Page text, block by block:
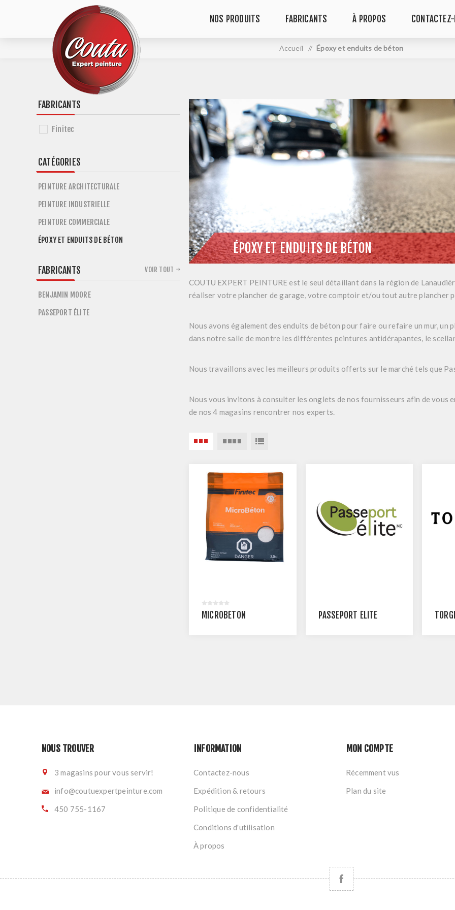
NOS PRODUITS FABRICANTS À PROPOS
Accueil / Époxy et enduits de béton
ÉPOXY ET ENDUITS DE BÉTON
COUTU EXPERT PEINTURE est le seul détaillant dans la région de
réaliser votre plancher de garage, votre comptoir et/ou tout autre plancher
Nous avons également des enduits de béton pour faire ou refaire un mur,
dans notre salle de montre les différentes peintures antidérapantes, le
Nous travaillons avec les meilleurs produits offerts sur le marché tels que
Nous vous invitons à consulter les onglets de nos fournisseurs afin de vous
de nos 4 magasins rencontrer nos experts.
MICROBÉTON PASSEPORT ÉLITE
FABRICANTS
Finitec
CATÉGORIES
PEINTURE ARCHITECTURALE
PEINTURE INDUSTRIELLE
PEINTURE COMMERCIALE
ÉPOXY ET ENDUITS DE BÉTON
FABRICANTS
BENJAMIN MOORE
PASSEPORT ÉLITE
VOIR TOUT
NOUS TROUVER
3 magasins pour vous servir!
info@coutuexpertpeinture.com
450 755-1167
INFORMATION
Contactez-nous
Expédition & retours
Politique de confidentialité
Conditions d'utilisation
À propos
MON COMPTE
Récemment vus
Plan du site